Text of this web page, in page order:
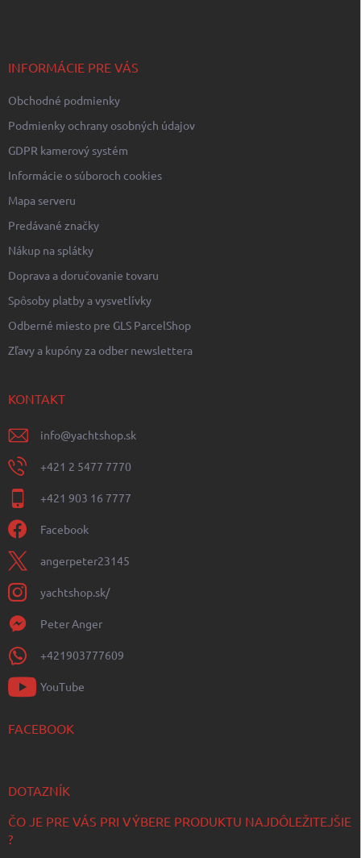
INFORMÁCIE PRE VÁS
Obchodné podmienky
Podmienky ochrany osobných údajov
GDPR kamerový systém
Informácie o súboroch cookies
Mapa serveru
Predávané značky
Nákup na splátky
Doprava a doručovanie tovaru
Spôsoby platby a vysvetlívky
Odberné miesto pre GLS ParcelShop
Zľavy a kupóny za odber newslettera
KONTAKT
info@yachtshop.sk
+421 2 5477 7770
+421 903 16 7777
Facebook
angerpeter23145
yachtshop.sk/
Peter Anger
+421903777609
YouTube
FACEBOOK
DOTAZNÍK
ČO JE PRE VÁS PRI VÝBERE PRODUKTU NAJDÔLEŽITEJŠIE
?